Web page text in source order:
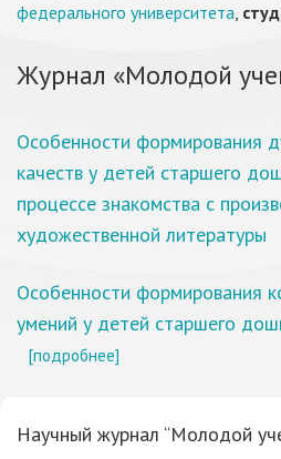
федерального университета,
Журнал «Молодой
Особенности формирования
качеств у детей старшего
процессе знакомства с
художественной литературы
Особенности формирования
умений у детей старшего
[подробнее]
Научный журнал “Молодой